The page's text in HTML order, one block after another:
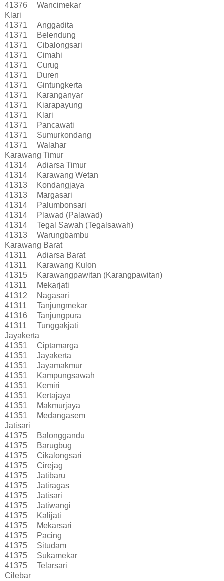
41376
Wancimekar
Klari
41371
Anggadita
41371
Belendung
41371
Cibalongsari
41371
Cimahi
41371
Curug
41371
Duren
41371
Gintungkerta
41371
Karanganyar
41371
Kiarapayung
41371
Klari
41371
Pancawati
41371
Sumurkondang
41371
Walahar
Karawang Timur
41314
Adiarsa Timur
41314
Karawang Wetan
41313
Kondangjaya
41313
Margasari
41314
Palumbonsari
41314
Plawad (Palawad)
41314
Tegal Sawah (Tegalsawah)
41313
Warungbambu
Karawang Barat
41311
Adiarsa Barat
41311
Karawang Kulon
41315
Karawangpawitan (Karangpawitan)
41311
Mekarjati
41312
Nagasari
41311
Tanjungmekar
41316
Tanjungpura
41311
Tunggakjati
Jayakerta
41351
Ciptamarga
41351
Jayakerta
41351
Jayamakmur
41351
Kampungsawah
41351
Kemiri
41351
Kertajaya
41351
Makmurjaya
41351
Medangasem
Jatisari
41375
Balonggandu
41375
Barugbug
41375
Cikalongsari
41375
Cirejag
41375
Jatibaru
41375
Jatiragas
41375
Jatisari
41375
Jatiwangi
41375
Kalijati
41375
Mekarsari
41375
Pacing
41375
Situdam
41375
Sukamekar
41375
Telarsari
Cilebar